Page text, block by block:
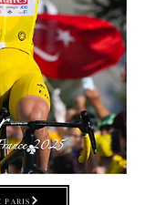
PARIS